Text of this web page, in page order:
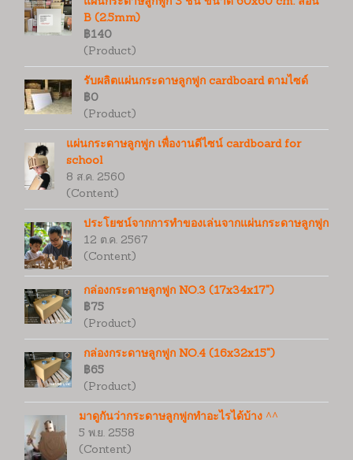
B (2.5mm)
฿140
(Product)
รับผลิตแผ่นกระดาษลูกฟูก cardboard ตามไซด์
฿0
(Product)
แผ่นกระดาษลูกฟูก เพื่องานดีไซน์ cardboard for
school
8 ส.ค. 2560
(Content)
ประโยชน์จากการทำของเล่นจากแผ่นกระดาษลูกฟูก
12 ต.ค. 2567
(Content)
กล่องกระดาษลูกฟูก NO.3 (17x34x17")
฿75
(Product)
กล่องกระดาษลูกฟูก NO.4 (16x32x15")
฿65
(Product)
มาดูกันว่ากระดาษลูกฟูกทำอะไรได้บ้าง ^^
5 พ.ย. 2558
(Content)